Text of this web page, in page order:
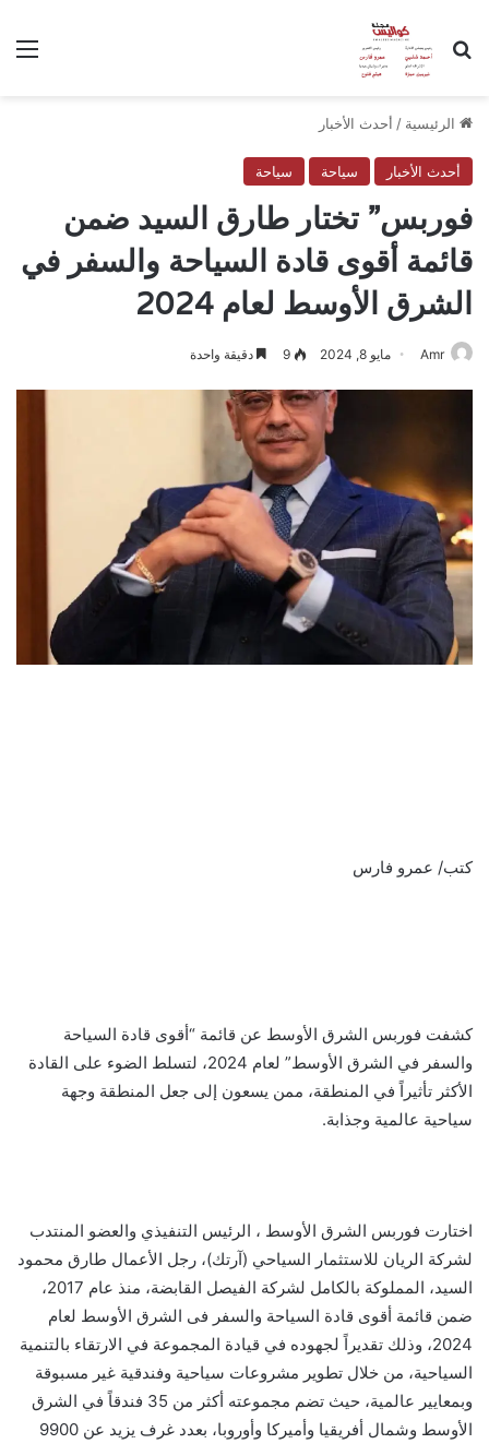
بحث عن
الرئيسية / أحدث الأخبار
أحدث الأخبار سياحة سياحة
فوربس” تختار طارق السيد ضمن
قائمة أقوى قادة السياحة والسفر في
الشرق الأوسط لعام 2024
Amr مايو 8, 2024 9 دقيقة واحدة
كتب/ عمرو فارس
كشفت فوربس الشرق الأوسط عن قائمة “أقوى قادة السياحة
والسفر في الشرق الأوسط” لعام 2024، لتسلط الضوء على القادة
الأكثر تأثيراً في المنطقة، ممن يسعون إلى جعل المنطقة وجهة
سياحية عالمية وجذابة.
اختارت فوربس الشرق الأوسط ، الرئيس التنفيذي والعضو المنتدب
لشركة الريان للاستثمار السياحي (آرتك)، رجل الأعمال طارق محمود
السيد، المملوكة بالكامل لشركة الفيصل القابضة، منذ عام 2017،
ضمن قائمة أقوى قادة السياحة والسفر فى الشرق الأوسط لعام
2024، وذلك تقديراً لجهوده في قيادة المجموعة في الارتقاء بالتنمية
السياحية، من خلال تطوير مشروعات سياحية وفندقية غير مسبوقة
وبمعايير عالمية، حيث تضم مجموعته أكثر من 35 فندقاً في الشرق
الأوسط وشمال أفريقيا وأميركا وأوروبا، بعدد غرف يزيد عن 9900